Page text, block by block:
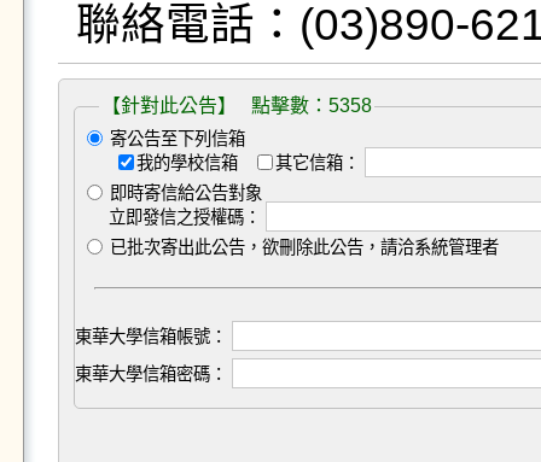
【針對此公告】 點擊數：5358
寄公告至下列信箱
我的學校信箱
其它信箱：
即時寄信給公告對象
立即發信之授權碼：
已批次寄出此公告，欲刪除此公告，請洽系統管理者
東華大學信箱帳號：
東華大學信箱密碼：